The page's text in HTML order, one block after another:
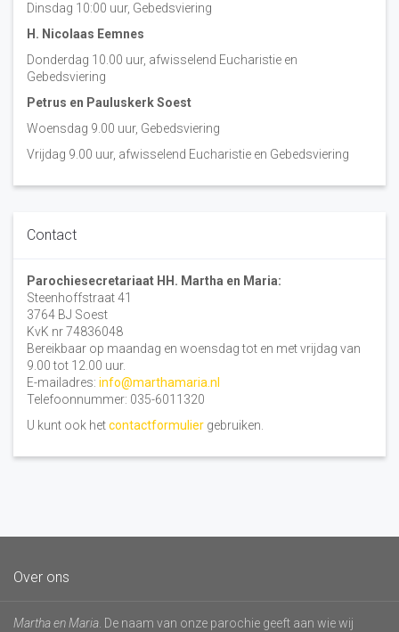
Dinsdag 10:00 uur, Gebedsviering
H. Nicolaas Eemnes
Donderdag 10.00 uur, afwisselend Eucharistie en
Gebedsviering
Petrus en Pauluskerk Soest
Woensdag 9.00 uur, Gebedsviering
Vrijdag 9.00 uur, afwisselend Eucharistie en Gebedsviering
Contact
Parochiesecretariaat HH. Martha en Maria:
Steenhoffstraat 41
3764 BJ Soest
KvK nr 74836048
Bereikbaar op maandag en woensdag tot en met vrijdag van
9.00 tot 12.00 uur.
E-mailadres: info@marthamaria.nl
Telefoonnummer: 035-6011320
U kunt ook hetcontactformulier gebruiken.
Over ons
Martha en Maria . De naam van onze parochie geeft aan wie wij